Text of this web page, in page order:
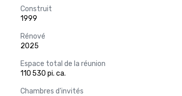
Construit
1999
Rénové
2025
Espace total de la réunion
110 530 pi. ca.
Chambres d'invités